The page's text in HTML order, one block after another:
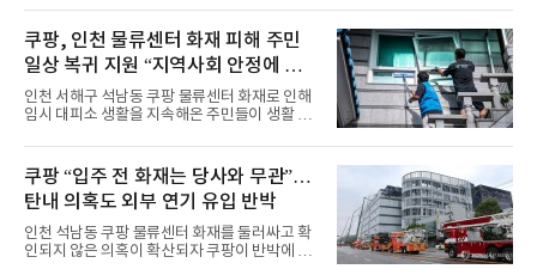
이야기를 담은 인형 극장 콘셉트의 공간 ‘앰버드
시어터(Ambird Theater)’를 새롭게 선보인
다”고 밝혔다.앰배서더 서울 풀만 호텔은 로비
한편에 마련된 앰버드 존을 통해 앰버드의 세계
관을 소개해왔다. 앰버드 존은 앰버드가 우주여
행 중 수집한 다양한 굿즈를 전시한 '앰버드 플래
닛(Ambird Planet)과 계절별 플라워 연출로 사
라 극장을 모티브로 한 데코레이션으로 구성됐
다. 무대 공간 및 티켓 박스
쿠팡, 인천 물류센터 화재 피해 주민
일상 복귀 지원 “지역사회 안정에 총
력”
인천 서해구 석남동 쿠팡 물류센터 화재로 인해
임시 대피소 생활을 지속해온 주민들이 생활 터
필먼트서비스(CFS)가 지난 28일부터 화재 피해
주민을 대상으로 전문 출장 청소서비스 지원에
나섬으로써 본격적인 지역사회 복구 작업이 시
작된 것이다.대피소 주민 중심 청소 접수, 첫날
부터 2가구 지원 완료CFS는 신현초등학교, 신
현북초등학교, 신현여자중학교 등 인천 서해구
관내 임시 대피소 3곳에서 체류해온 화재 피해
쿠팡 “입주 전 화재는 당사와 무관”…
탄내 의혹도 외부 연기 유입 반박
인천 석남동 쿠팡 물류센터 화재를 둘러싸고 확
인되지 않은 의혹이 확산되자 쿠팡이 반박에 나